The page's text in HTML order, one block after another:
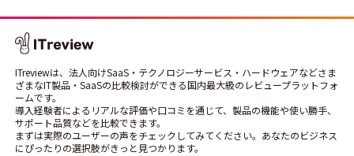
ITreviewは、法人向けSaaS・テクノロジーサービス・ハードウェアなどさま
ざまなIT製品・SaaSの比較検討ができる国内最大級のレビュープラットフォ
ームです。
導入経験者によるリアルな評価や口コミを通じて、製品の機能や使い勝手、
サポート品質などを比較できます。
まずは実際のユーザーの声をチェックしてみてください。あなたのビジネス
にぴったりの選択肢がきっと見つかります。